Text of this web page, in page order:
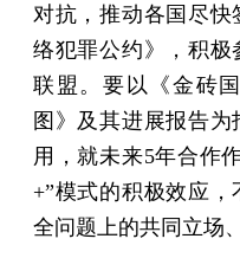
对抗，推动各国尽快
络犯罪公约》，积极
联盟。要以《金砖
图》及其进展报告
用，就未来5年合作
+”模式的积极效应
全问题上的共同立场